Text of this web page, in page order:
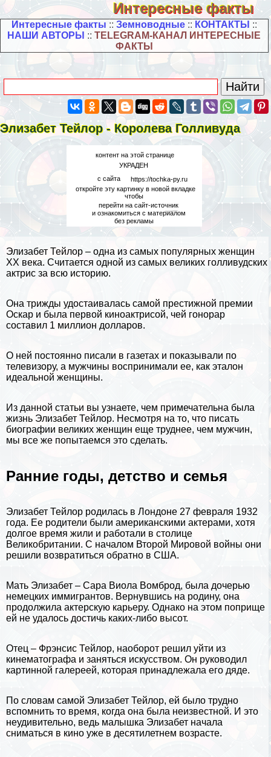
Интересные факты
Интересные факты :: Земноводные:: КОНТАКТЫ ::
НАШИ АВТОРЫ ::TELEGRAM-КАНАЛ ИНТЕРЕСНЫЕ
ФАКТЫ
Элизабет Тейлор - Королева Голливуда
Элизабет Тейлор – одна из самых популярных женщин
ХХ века. Считается одной из самых великих голливудских
актрис за всю историю.
Она трижды удостаивалась самой престижной премии
Оскар и была первой киноактрисой, чей гонорар
составил 1 миллион долларов.
О ней постоянно писали в газетах и показывали по
телевизору, а мужчины воспринимали ее, как эталон
идеальной женщины.
Из данной статьи вы узнаете, чем примечательна была
жизнь Элизабет Тейлор. Несмотря на то, что писать
биографии великих женщин еще труднее, чем мужчин,
мы все же попытаемся это сделать.
Ранние годы, детство и семья
Элизабет Тейлор родилась в Лондоне 27 февраля 1932
года. Ее родители были американскими актерами, хотя
долгое время жили и работали в столице
Великобритании. С началом Второй Мировой войны они
решили возвратиться обратно в США.
Мать Элизабет – Сара Виола Вомброд, была дочерью
немецких иммигрантов. Вернувшись на родину, она
продолжила актерскую карьеру. Однако на этом поприще
ей не удалось достичь каких-либо высот.
Отец – Фрэнсис Тейлор, наоборот решил уйти из
кинематографа и заняться искусством. Он руководил
картинной галереей, которая принадлежала его дяде.
По словам самой Элизабет Тейлор, ей было трудно
вспомнить то время, когда она была неизвестной. И это
неудивительно, ведь малышка Элизабет начала
сниматься в кино уже в десятилетнем возрасте.